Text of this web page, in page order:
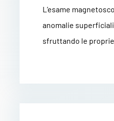
L’esame
anomalie
sfruttando le